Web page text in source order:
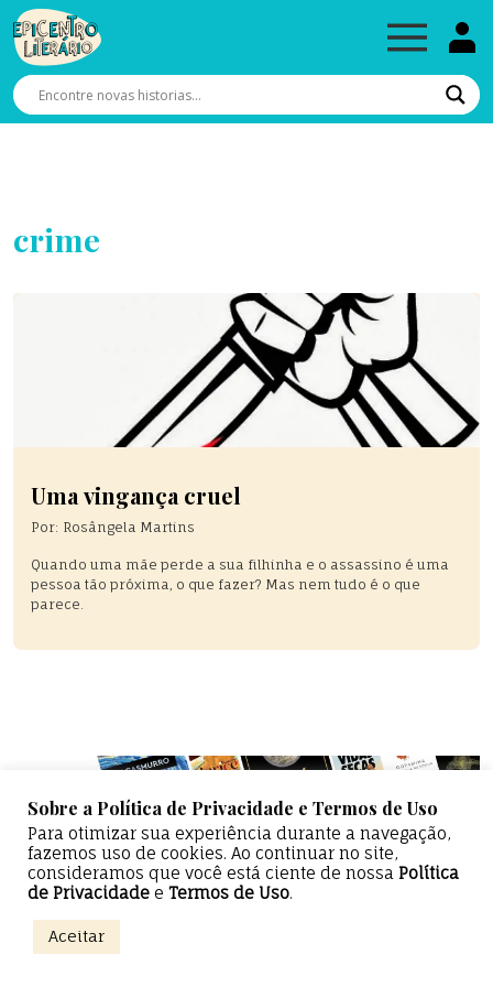
crime
Uma vingança cruel
Por: Rosângela Martins
Quando uma mãe perde a sua filhinha e o assassino é uma
pessoa tão próxima, o que fazer? Mas nem tudo é o que
parece.
Epicentro Literário — Todos os direitos reservados
Sobre a Política de Privacidade e Termos de Uso
Para otimizar sua experiência durante a navegação,
fazemos uso de cookies. Ao continuar no site,
consideramos que você está ciente de nossa Política
de Privacidade e Termos de Uso.
Aceitar